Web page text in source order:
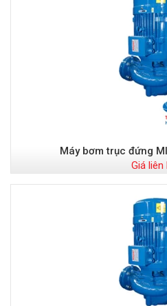
Máy bơm trục đứng
Giá liên